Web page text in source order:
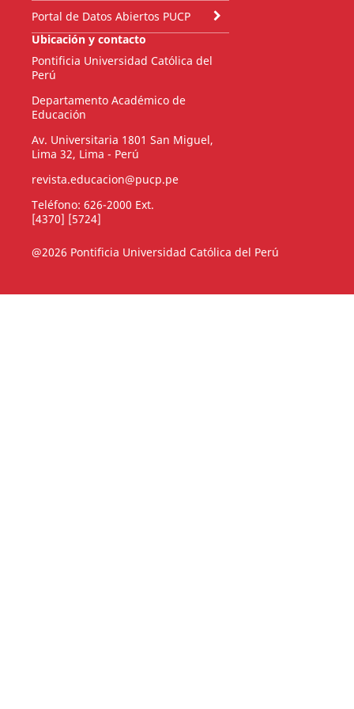
Portal de Datos Abiertos PUCP
Ubicación y contacto
Pontificia Universidad Católica del
Perú
Departamento Académico de
Educación
Av. Universitaria 1801 San Miguel,
Lima 32, Lima - Perú
revista.educacion@pucp.pe
Teléfono: 626-2000 Ext.
[4370] [5724]
@2026 Pontificia Universidad Católica del Perú